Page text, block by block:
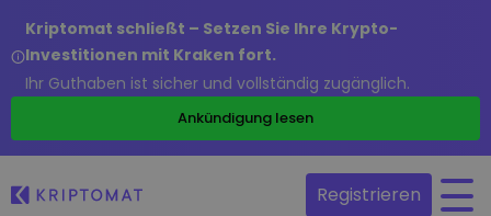
Kriptomat schließt – Setzen Sie Ihre Krypto-
Investitionen mit Kraken fort.
Ihr Guthaben ist sicher und vollständig zugänglich.
Ankündigung lesen
Registrieren